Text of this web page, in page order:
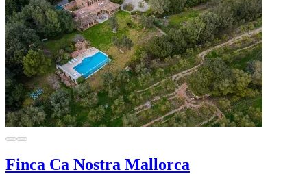
Finca Ca Nostra Mallorca